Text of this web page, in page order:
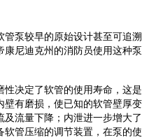
管泵较早的原始设计甚至可追溯
康尼迪克州的消防员使用这种泵
决定了软管的使用寿命，这是
壁有磨损，使已知的软管壁厚变
流量下降；内泄进一步增大了
软管压缩的调节装置，在泵的使